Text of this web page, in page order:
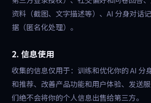
资料（截图、文字描述等）、AI 分身对话
据（匿名化处理）。
2. 信息使用
收集的信息仅用于：训练和优化你的 AI 分
和推荐、改善产品功能和用户体验、发送
们绝不会将你的个人信息出售给第三方。